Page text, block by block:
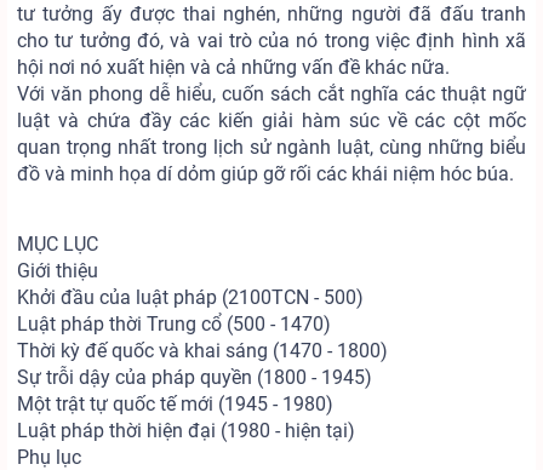
tư tưởng ấy được thai nghén, những người đã đấu tranh
cho tư tưởng đó, và vai trò của nó trong việc định hình xã
hội nơi nó xuất hiện và cả những vấn đề khác nữa.
Với văn phong dễ hiểu, cuốn sách cắt nghĩa các thuật ngữ
luật và chứa đầy các kiến giải hàm súc về các cột mốc
quan trọng nhất trong lịch sử ngành luật, cùng những biểu
đồ và minh họa dí dỏm giúp gỡ rối các khái niệm hóc búa.
MỤC LỤC
Giới thiệu
Khởi đầu của luật pháp (2100TCN - 500)
Luật pháp thời Trung cổ (500 - 1470)
Thời kỳ đế quốc và khai sáng (1470 - 1800)
Sự trỗi dậy của pháp quyền (1800 - 1945)
Một trật tự quốc tế mới (1945 - 1980)
Luật pháp thời hiện đại (1980 - hiện tại)
Phụ lục